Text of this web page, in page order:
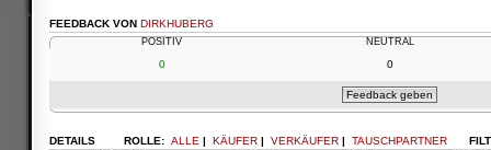
FEEDBACK VON DIRKHUBERG
POSITIV NEUTRAL
0 0
ROLLE: ALLE | KÄUFER | VERKÄUFER | TAUSCHPARTNER
DETAILS